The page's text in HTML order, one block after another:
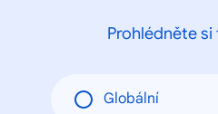
Prohlédněte
Globální